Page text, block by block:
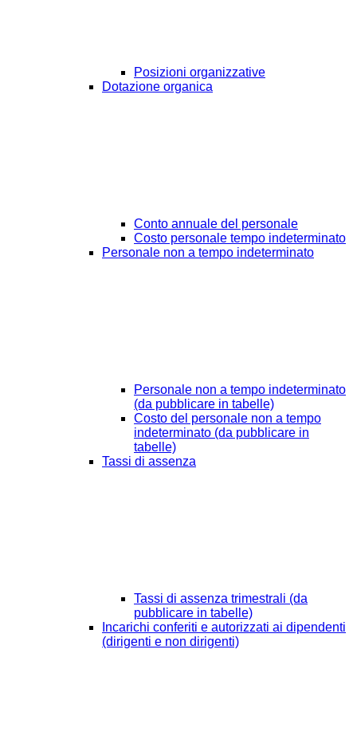
Posizioni organizzative
Dotazione organica
Conto annuale del personale
Costo personale tempo indeterminato
Personale non a tempo indeterminato
Personale non a tempo indeterminato
(da pubblicare in tabelle)
Costo del personale non a tempo
indeterminato (da pubblicare in
tabelle)
Tassi di assenza
Tassi di assenza trimestrali (da
pubblicare in tabelle)
Incarichi conferiti e autorizzati ai dipendenti
(dirigenti e non dirigenti)